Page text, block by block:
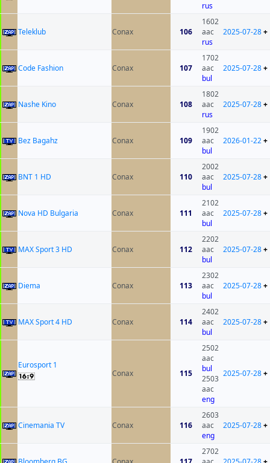
rus
Teleklub Conax 106
1602
aac
rus
2025-07-28+
Code Fashion Conax 107
1702
aac
bul
2025-07-28+
Nashe Kino Conax 108
1802
aac
rus
2025-07-28+
Bez Bagahz Conax 109
1902
aac
bul
2026-01-22+
BNT 1 HD Conax 110
2002
aac
bul
2025-07-28+
Nova HD Bulgaria Conax 111
2102
aac
bul
2025-07-28+
MAX Sport 3 HD Conax 112
2202
aac
bul
2025-07-28+
Diema Conax 113
2302
aac
bul
2025-07-28+
MAX Sport 4 HD Conax 114
2402
aac
bul
2025-07-28+
Eurosport 1
Conax
115
2502
aac
bul
2503
aac
eng
2025-07-28+
Cinemania TV Conax 116
2603
aac
eng
2025-07-28+
2702